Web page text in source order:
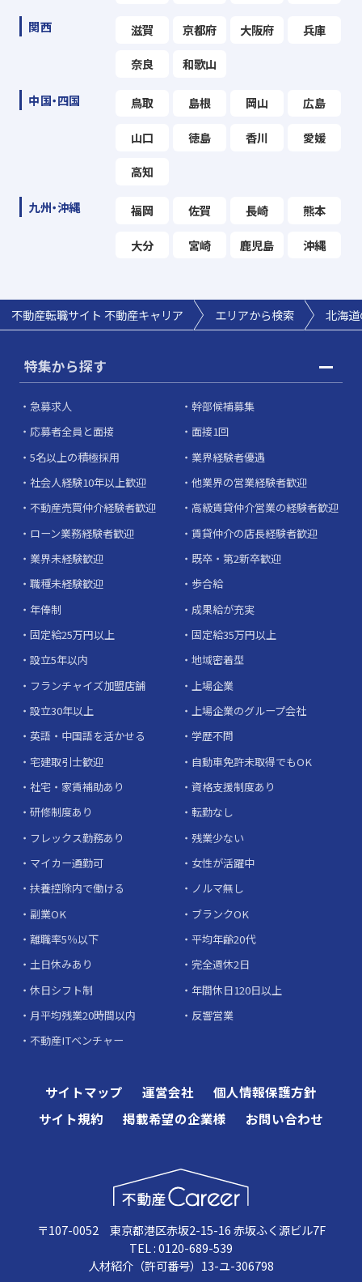
関西 滋賀 京都府 大阪府 兵庫
奈良 和歌山
中国・四国 鳥取 島根 岡山 広島
山口 徳島 香川 愛媛
高知
九州・沖縄 福岡 佐賀 長崎 熊本
大分 宮崎 鹿児島 沖縄
不動産転職サイト 不動産キャリア エリアから検索 北海
特集から探す
急募求人
幹部候補募集
応募者全員と面接
面接1回
5名以上の積極採用
業界経験者優遇
社会人経験10年以上歓迎
他業界の営業経験者歓迎
不動産売買仲介経験者歓迎
高級賃貸仲介営業の経験者歓迎
ローン業務経験者歓迎
賃貸仲介の店長経験者歓迎
業界未経験歓迎
既卒・第2新卒歓迎
職種未経験歓迎
歩合給
年俸制
成果給が充実
固定給25万円以上
固定給35万円以上
設立5年以内
地域密着型
フランチャイズ加盟店舗
上場企業
設立30年以上
上場企業のグループ会社
英語・中国語を活かせる
学歴不問
宅建取引士歓迎
自動車免許未取得でもOK
社宅・家賃補助あり
資格支援制度あり
研修制度あり
転勤なし
フレックス勤務あり
残業少ない
マイカー通勤可
女性が活躍中
扶養控除内で働ける
ノルマ無し
副業OK
ブランクOK
離職率5％以下
平均年齢20代
土日休みあり
完全週休2日
休日シフト制
年間休日120日以上
月平均残業20時間以内
反響営業
不動産ITベンチャー
サイトマップ 運営会社
個人情報保護方針
サイト規約
掲載希望の企業様 お問い合わせ
〒107-0052 東京都港区赤坂2-15-16 赤坂ふく源ビル7F
TEL : 0120-689-539
人材紹介（許可番号）13-ユ-306798